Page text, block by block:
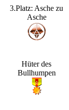
3.Platz: Asche zu
Asche
Hüter des
Bullhumpen